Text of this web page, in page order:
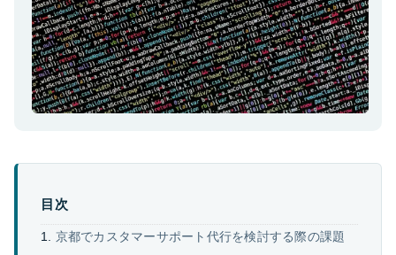
目次
京都でカスタマーサポート代行を検討する際の課題